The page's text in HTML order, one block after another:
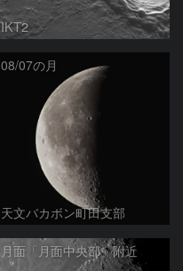
IKT2
08/07の月
天文バカボン町田支部
月面「月面中央部」附近